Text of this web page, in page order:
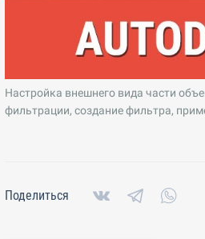
Настройка внешнего вида части
фильтрации, создание фильтра,
Поделиться